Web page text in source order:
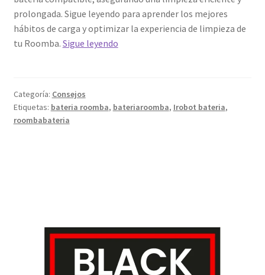
prolongada. Sigue leyendo para aprender los mejores
hábitos de carga y optimizar la experiencia de limpieza de
tu Roomba. Sigue leyendoLos
carga
una
batería
compatible
Categoría: Consejos
Etiquetas: bateria roomba, bateriaroomba, Irobot bateria,
roombabateria